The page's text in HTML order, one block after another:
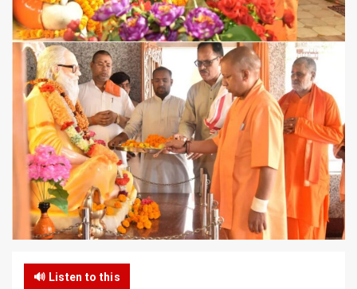
🔊 Listen to this